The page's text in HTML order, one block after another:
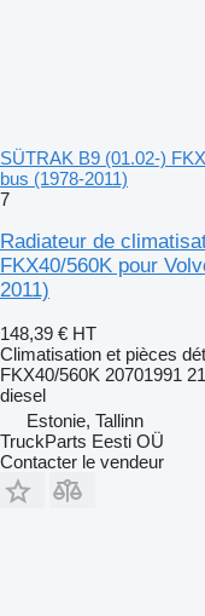
SÜTRAK B9 (01.02-)
bus (1978-2011)
7
Radiateur de
FKX40/560K pour
2011)
148,39 € HT
Climatisation et pièces
FKX40/560K 20701991
diesel
Estonie, Tallinn
TruckParts Eesti OÜ
Contacter le vendeur